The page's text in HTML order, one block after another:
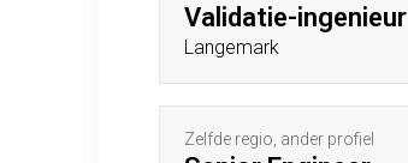
Validatie-ingenieur
Langemark
Zelfde regio, ander profiel